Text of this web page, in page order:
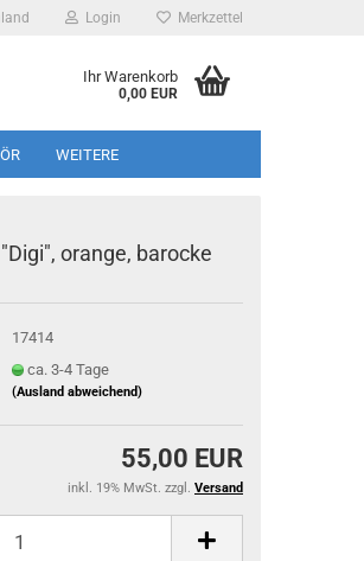
Login Merkzettel
Ihr Warenkorb
0,00 EUR
WEITERE
orange, barocke
17414
ca. 3-4 Tage
(Ausland abweichend)
55,00 EUR
inkl. 19% MwSt. zzgl. Versand